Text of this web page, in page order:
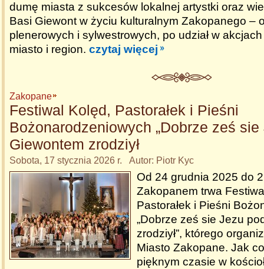
dumę miasta z sukcesów lokalnej artystki oraz
Basi Giewont w życiu kulturalnym Zakopanego –
plenerowych i sylwestrowych, po udział w
miasto i region. czytaj więcej
Zakopane
Festiwal Kolęd, Pastorałek i Pieśni
Bożonarodzeniowych „Dobrze ześ
Giewontem zrodziył
Sobota, 17 stycznia 2026 r. Autor: Piotr Kyc
Od 24 grudnia 2025 do
Zakopanem trwa
Pastorałek i Pieśni
„Dobrze ześ sie Jezu
zrodziył”, którego
Miasto Zakopane. Jak
pięknym czasie w